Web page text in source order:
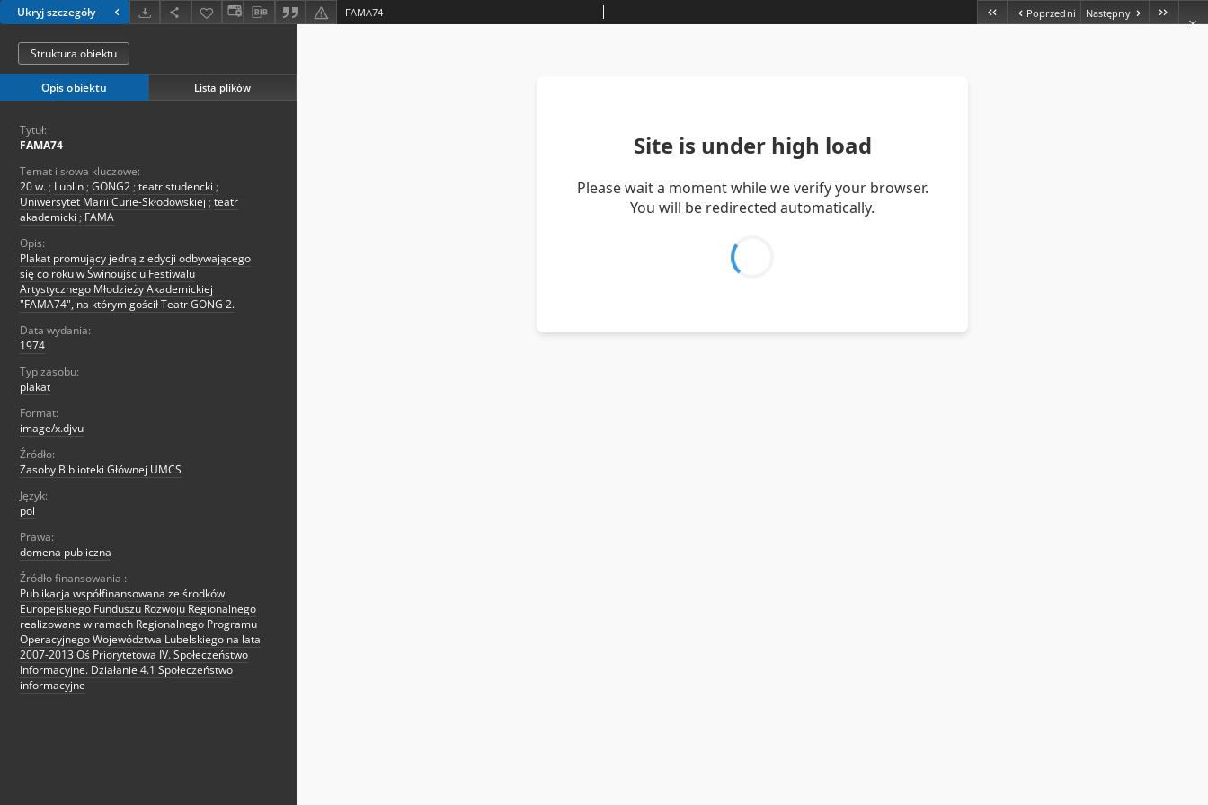
Ukryj szczegóły FAMA74 Poprzedni Następny
Struktura obiektu
Opis obiektu Lista plików
Tytuł:
FAMA74
Temat i słowa kluczowe:
20 w. ; Lublin ; GONG2 ; teatr studencki ;
Uniwersytet Marii Curie-Skłodowskiej ; teatr
akademicki ; FAMA
Opis:
Plakat promujący jedną z edycji odbywającego
się co roku w Świnoujściu Festiwalu
Artystycznego Młodzieży Akademickiej
"FAMA74", na którym gościł Teatr GONG 2.
Data wydania:
1974
Typ zasobu:
plakat
Format:
image/x.djvu
Źródło:
Zasoby Biblioteki Głównej UMCS
Język:
pol
Prawa:
domena publiczna
Źródło finansowania :
Publikacja współfinansowana ze środków
Europejskiego Funduszu Rozwoju Regionalnego
realizowane w ramach Regionalnego Programu
Operacyjnego Województwa Lubelskiego na lata
2007-2013 Oś Priorytetowa IV. Społeczeństwo
Informacyjne. Działanie 4.1 Społeczeństwo
informacyjne